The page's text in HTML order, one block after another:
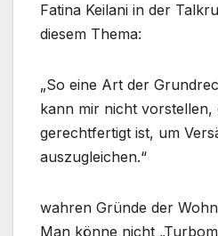
Fatina Keilani in der
diesem Thema:
„So eine Art der
kann mir nicht vorstellen,
gerechtfertigt ist, um
auszugleichen.“
wahren Gründe der
Man könne nicht